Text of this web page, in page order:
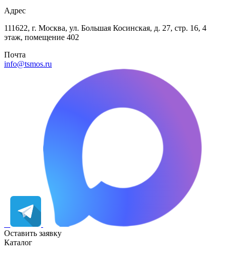
Адрес
111622, г. Москва, ул. Большая Косинская, д. 27, стр. 16, 4
этаж, помещение 402
Почта
info@tsmos.ru
Оставить заявку
Каталог